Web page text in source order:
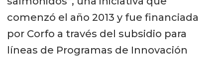
comenzó el año 2013 y fue financiada
por Corfo a través del subsidio para
líneas de Programas de Innovación